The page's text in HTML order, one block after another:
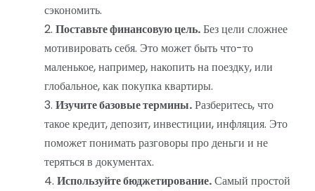
сэкономить.
Поставьте финансовую цель.Без цели сложнее
мотивировать себя. Это может быть что-то
маленькое, например, накопить на поездку, или
глобальное, как покупка квартиры.
Изучите базовые термины.Разберитесь, что
такое кредит, депозит, инвестиции, инфляция. Это
поможет понимать разговоры про деньги и не
теряться в документах.
Используйте бюджетирование.Самый простой